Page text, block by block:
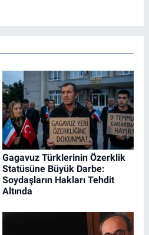
Gagavuz Türklerinin Özerklik
Statüsüne Büyük Darbe:
Soydaşların Hakları Tehdit
Altında